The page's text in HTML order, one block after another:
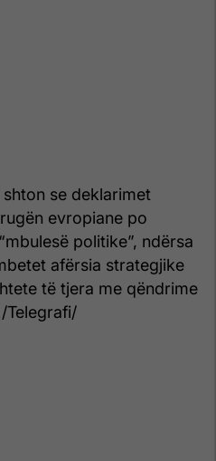
se deklarimet
evropiane po
politike”, ndërsa
afërsia strategjike
të tjera me qëndrime
Telegrafi/